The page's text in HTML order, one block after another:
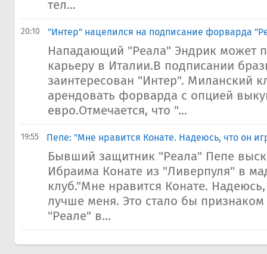
тел...
20:10 "Интер" нацелился на подписание форварда
Нападающий "Реала" Эндрик может
карьеру в Италии.В подписании
заинтересован "Интер". Миланский
арендовать форварда с опцией
евро.Отмечается, что "...
19:55 Пепе: "Мне нравится Конате. Надеюсь, что он
Бывший защитник "Реала" Пепе
Ибраима Конате из "Ливерпуля" в
клуб."Мне нравится Конате.
лучше меня. Это стало бы признаком
"Реале" в...